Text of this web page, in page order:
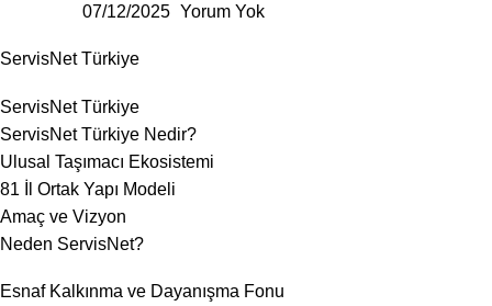
07/12/2025 Yorum Yok
ServisNet Türkiye
ServisNet Türkiye
ServisNet Türkiye Nedir?
Ulusal Taşımacı Ekosistemi
81 İl Ortak Yapı Modeli
Amaç ve Vizyon
Neden ServisNet?
Esnaf Kalkınma ve Dayanışma Fonu